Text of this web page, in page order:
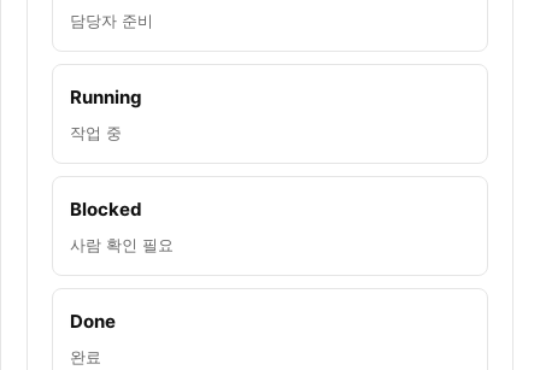
담당자 준비
Running
작업 중
Blocked
사람 확인 필요
Done
완료